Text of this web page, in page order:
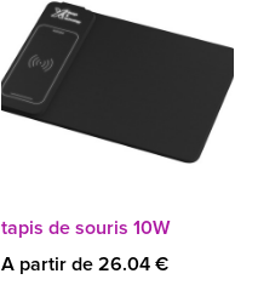
tapis de souris 10W
A partir de 26.04 €